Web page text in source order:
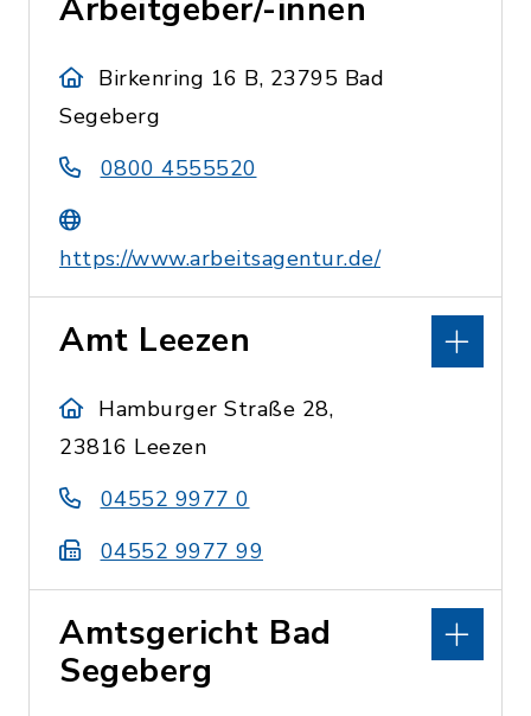
Arbeitgeber/-innen
Birkenring 16 B, 23795 Bad
Segeberg
0800 4555520
https://www.arbeitsagentur.de/
Amt Leezen
Hamburger Straße 28,
23816 Leezen
04552 9977 0
04552 9977 99
Amtsgericht Bad
Segeberg